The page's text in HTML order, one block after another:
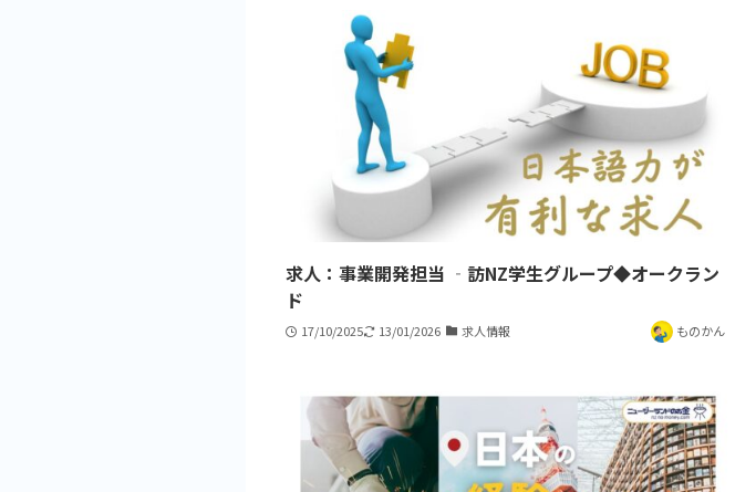
求人：事業開発担当 ‐訪NZ学生グループ◆オークラン
ド
17/10/2025 13/01/2026 求人情報 ものかん